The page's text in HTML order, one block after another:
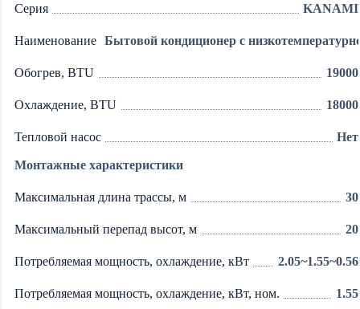
Серия KANAMI
Наименование Бытовой кондиционер с
Обогрев, BTU 19000
Охлаждение, BTU 18000
Тепловой насос Нет
Монтажные характеристики
Максимальная длина трассы, м 30
Максимальный перепад высот, м 20
Потребляемая мощность, охлаждение, кВт 2.05~1.55~0.56
Потребляемая мощность, охлаждение, кВт, ном. 1.55